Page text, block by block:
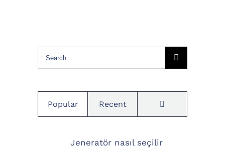
Search
for:
Popular Recent
Jeneratör nasıl seçilir